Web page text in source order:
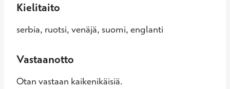
Kielitaito
serbia, ruotsi, venäjä, suomi, englanti
Vastaanotto
Otan vastaan kaikenikäisiä.